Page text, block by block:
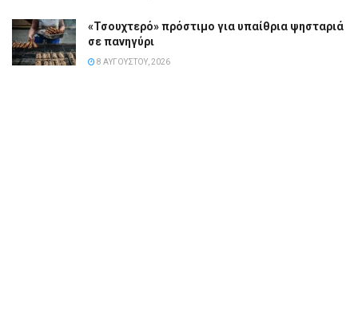
«Τσουχτερό» πρόστιμο για υπαίθρια ψησταριά
σε πανηγύρι
8 ΑΥΓΟΎΣΤΟΥ, 2026